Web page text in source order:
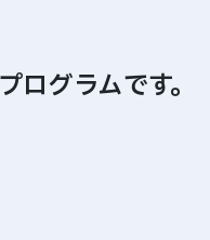
ログラムです。